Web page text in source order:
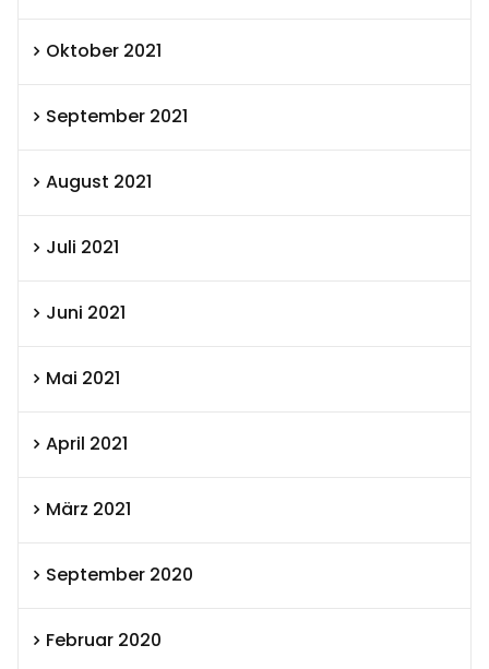
Oktober 2021
September 2021
August 2021
Juli 2021
Juni 2021
Mai 2021
April 2021
März 2021
September 2020
Februar 2020